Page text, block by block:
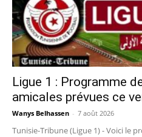
Ligue 1 : Programme
amicales prévues ce
Wanys Belhassen - 7 août 2026
Tunisie-Tribune (Ligue 1) - Voici le